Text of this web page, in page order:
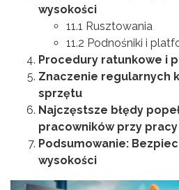
wysokości
11.1 Rusztowania
11.2 Podnośniki i
Procedury ratunkowe i
Znaczenie regularnych
sprzętu
Najczęstsze błędy
pracowników przy
Podsumowanie:
wysokości